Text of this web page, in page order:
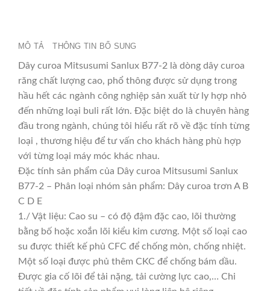
MÔ TẢ THÔNG TIN BỔ SUNG
Dây curoa Mitsusumi Sanlux B77-2 là dòng dây curoa
răng chất lượng cao, phổ thông được sử dụng trong
hầu hết các ngành công nghiệp sản xuất từ ly hợp nhỏ
đến những loại buli rất lớn. Đặc biệt do là chuyên hàng
đầu trong ngành, chúng tôi hiểu rất rõ về đặc tính từng
loại , thương hiệu để tư vấn cho khách hàng phù hợp
với từng loại máy móc khác nhau.
Đặc tính sản phẩm của Dây curoa Mitsusumi Sanlux
B77-2 – Phân loại nhóm sản phẩm: Dây curoa trơn A B
C D E
1./ Vật liệu: Cao su – có độ đậm đặc cao, lõi thường
bằng bố hoặc xoắn lõi kiểu kim cương. Một số loại cao
su được thiết kế phủ CFC để chống mòn, chống nhiệt.
Một số loại được phủ thêm CKC để chống bám dầu.
Được gia cố lõi để tải nặng, tải cường lực cao,… Chi